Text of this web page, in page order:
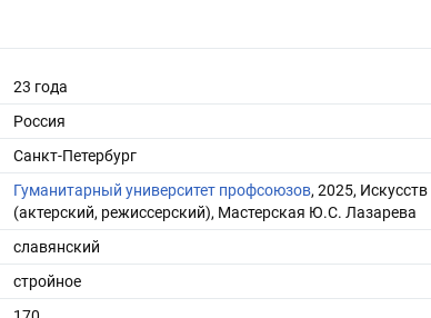
23 года
Россия
Санкт-Петербург
Гуманитарный университет профсоюзов, 2025, Искусств
(актерский, режиссерский), Мастерская Ю.С. Лазарева
славянский
стройное